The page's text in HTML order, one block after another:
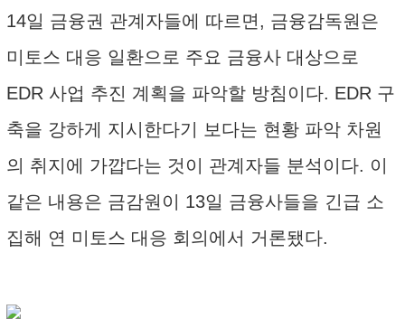
14일 금융권 관계자들에 따르면, 금융감독원은
미토스 대응 일환으로 주요 금융사 대상으로
EDR 사업 추진 계획을 파악할 방침이다. EDR 구
축을 강하게 지시한다기 보다는 현황 파악 차원
의 취지에 가깝다는 것이 관계자들 분석이다. 이
같은 내용은 금감원이 13일 금융사들을 긴급 소
집해 연 미토스 대응 회의에서 거론됐다.